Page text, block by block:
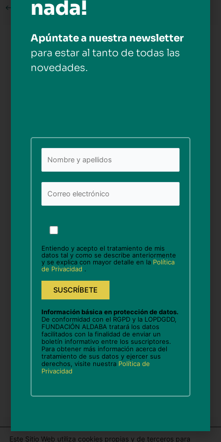
← Medios anterior
Deja una respuesta
Tu dirección de correo electrónico no será publicada.
Correo
Guarda mi nombre, correo electrónico y web en
este navegador para la próxima vez que comente.
Este Sitio Web utiliza cookies propias y de terceros para
nada!
Apúntate a nuestra newsletter
para estar al tanto de todas las
novedades.
favor,
este
campo
vacío.
Entiendo y acepto el tratamiento de mis
datos tal y como se describe anteriormente
y se explica con mayor detalle en la Política
de Privacidad .
Información básica en protección de datos.
De conformidad con el RGPD y la LOPDGDD,
FUNDACIÓN ALDABA tratará los datos
facilitados con la finalidad de enviar un
boletín informativo entre los suscriptores.
Para obtener más información acerca del
tratamiento de sus datos y ejercer sus
derechos, visite nuestra Política de
Privacidad